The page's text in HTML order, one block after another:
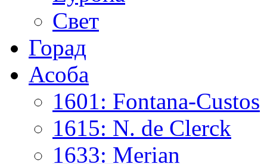
Свет
Горад
Асоба
1601: Fontana-Custos
1615: N. de Clerck
1633: Merian